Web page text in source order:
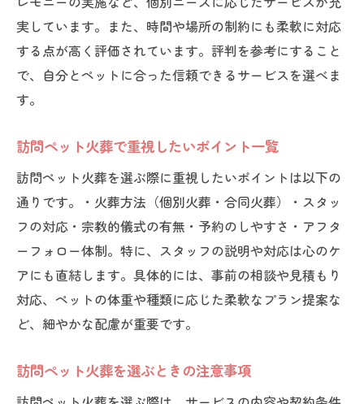
実しています。また、時間や場所の制約にも柔軟に対応
する点が高く評価されています。評判を参考にすること
で、自分とペットに合った信頼できるサービスを選べま
す。
訪問ペット火葬で重視したいポイント一覧
訪問ペット火葬を選ぶ際に重視したいポイントは以下の
通りです。・火葬方法（個別火葬・合同火葬）・スタッ
フの対応・宗教的儀式の有無・予約のしやすさ・アフタ
ーフォロー体制。特に、スタッフの説明や対応は心のケ
アにも直結します。具体的には、事前の相談や見積もり
対応、ペットの体重や種類に応じた柔軟なプラン提案な
ど、細やかな配慮が重要です。
訪問ペット火葬を選ぶときの注意事項